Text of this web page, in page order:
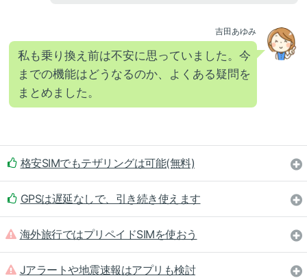
吉田あゆみ
私も乗り換え前は不安に思っていました。今
までの機能はどうなるのか、よくある疑問を
まとめました。
格安SIMでもテザリングは可能(無料)
GPSは遅延なしで、引き続き使えます
海外旅行ではプリペイドSIMを使おう
Jアラートや地震速報はアプリも検討